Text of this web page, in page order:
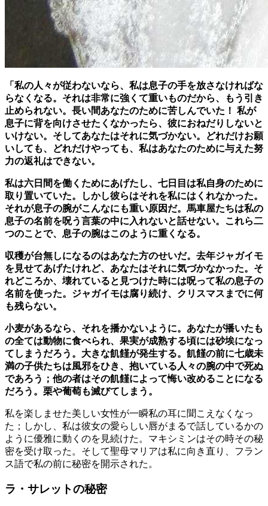
「私の人々が従わないなら、私は息子の手を放さなければな
らなくなる。それは非常に強くて重いものだから、もう引き
止められない。長い間あなたのために苦しんでいた！ 私が
息子に背を向けさせたくなかったら、彼におねだりしないと
いけない。そしてあなたはそれに気づかない。どれだけお願
いしても、どれだけやっても、私はあなたのために与えた努
力の返礼はできない。
私は六日間を働くためにあげたし、七日目は私自身のために
取り置いていた。しかし彼らはそれを私にはくれなかった。
それが息子の腕がこんなにも重い原因だ。馬車屋たちは私の
息子の名前を呪う言葉の中に入れないと話せない。これら二
つのことで、息子の腕はこのように重くなる。
収穫が台無しになるのはあなた方のせいだ。去年ジャガイモ
を見せてあげたけれど、あなたはそれに気づかなかった。そ
れどころか、壊れていると見つけた時には呪って私の息子の
名前を使った。ジャガイモは腐り続け、クリスマスまでに何
も残らない。
小麦があるなら、それを播かないように。あなたが播いたも
の全ては動物に食べられ、果実が成熟する頃には砂埃になっ
てしまうだろう。大きな飢饉が発生する。飢饉の前に七歳未
満の子供たちは風邪をひき、抱いている人々の腕の中で死ぬ
であろう；他の者はその飢饉によって悔い改めることになる
だろう。栗や葡萄も滅びてしまう。
私を楽しませた美しい女性が一瞬私の耳に聞こえなくなっ
た；しかし、私は彼女の愛らしい唇がまるで話しているかの
ように優雅に動くのを見続けた。マキシミンはその時その秘
密を受け取った。そして聖母マリアは私に向き直り、フラン
ス語で私の前に秘密を開示された。
ラ・サレットの秘密